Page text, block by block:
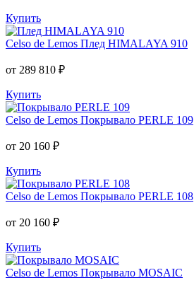
Купить
Celso de Lemos Плед HIMALAYA 910
от 289 810 ₽
Купить
Celso de Lemos Покрывало PERLE 109
от 20 160 ₽
Купить
Celso de Lemos Покрывало PERLE 108
от 20 160 ₽
Купить
Celso de Lemos Покрывало MOSAIC